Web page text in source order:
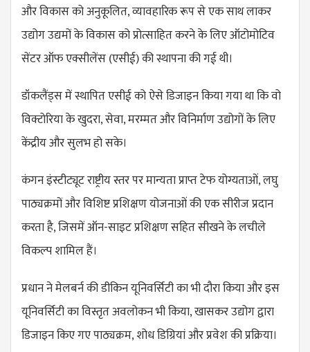
और विकास को अनुकूलित, व्यावहारिक रूप से एक साथ लाकर
उद्योग उद्यमों के विकास को प्रोत्साहित करने के लिए ऑटोमोटिव
सेंटर ऑफ एक्सीलेंस (एसीई) की स्थापना की गई थी।
डॉकलैंड्स में स्थापित एसीई को ऐसे डिजाइन किया गया था कि वो
विक्टोरिया के खुदरा, सेवा, मरम्मत और विनिर्माण उद्योगों के लिए
केंद्रीय और सुलभ हो सके।
कंगन इंस्टीट्यूट राष्ट्रीय स्तर पर मान्यता प्राप्त टेफ योग्यताओं, लघु
पाठ्यक्रमों और विशिष्ट प्रशिक्षण योजनाओं की एक सीरीज प्रदान
करता है, जिसमें ऑन-साइट प्रशिक्षण सहित सीखने के लचीले
विकल्प शामिल हैं।
प्रधान ने मेलबर्न की डीकिन यूनिवर्सिटी का भी दौरा किया और इस
यूनिवर्सिटी का विस्तृत अवलोकन भी किया, खासकर उद्योग द्वारा
डिजाइन किए गए पाठ्यक्रम, शोध डिग्रियां और प्रवेश की प्रक्रिया।